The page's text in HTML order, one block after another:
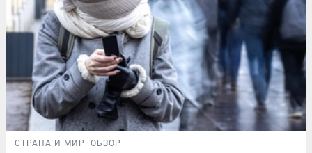
СТРАНА И МИР ОБЗОР